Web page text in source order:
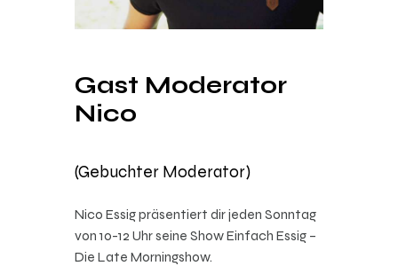
Gast Moderator
Nico
(Gebuchter Moderator)
Nico Essig präsentiert dir jeden Sonntag
von 10-12 Uhr seine Show Einfach Essig –
Die Late Morningshow.